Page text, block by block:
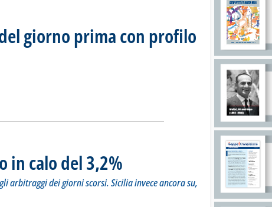
giorno prima con profilo
del giorno prima con profilo Au'
in calo del 3,2% . Sottotitolo: Si raffreddano i prezzi in Sardegna
. Pubblicata lunedì 04 agosto 2014 alle 17.51.
arbitraggi dei giorni scorsi. Sicilia invece ancora su,